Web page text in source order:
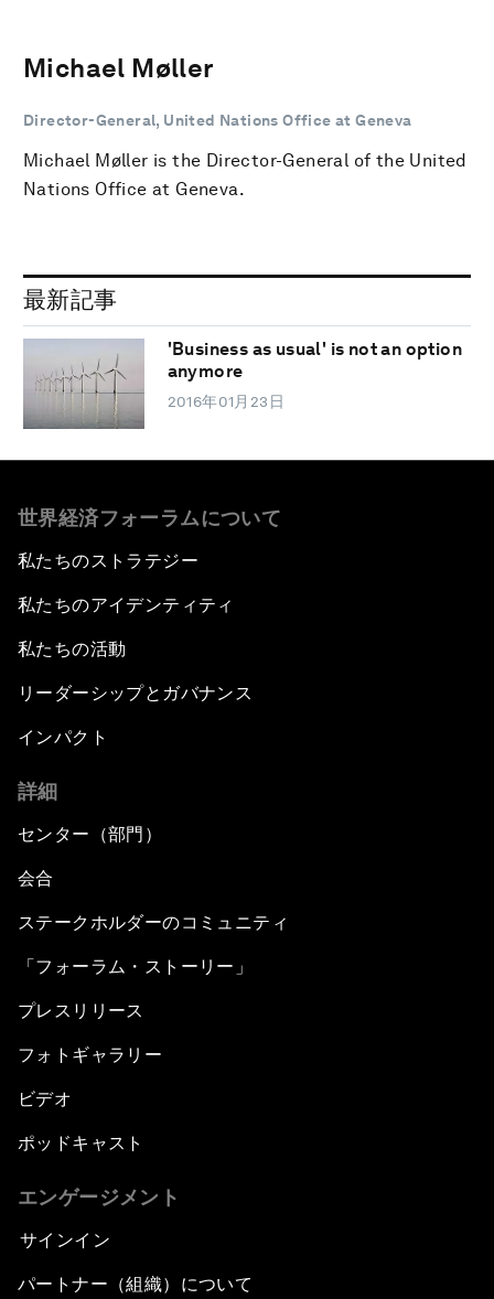
Michael Møller
Director-General, United Nations Office at Geneva
Michael Møller is the Director-General of the United
Nations Office at Geneva.
最新記事
'Business as usual' is not an option
anymore
2016年01月23日
世界経済フォーラムについて
私たちのストラテジー
私たちのアイデンティティ
私たちの活動
リーダーシップとガバナンス
インパクト
詳細
センター（部門）
会合
ステークホルダーのコミュニティ
「フォーラム・ストーリー」
プレスリリース
フォトギャラリー
ビデオ
ポッドキャスト
エンゲージメント
サインイン
パートナー（組織）について